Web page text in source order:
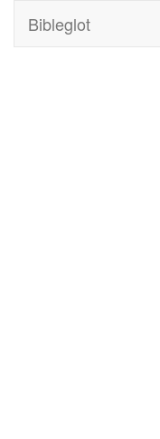
Bibleglot